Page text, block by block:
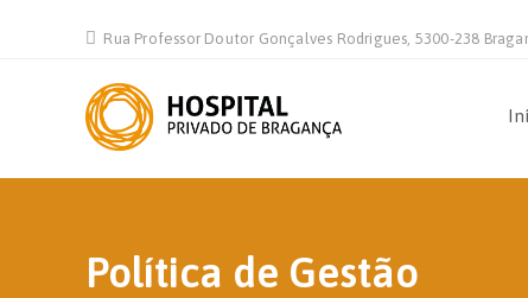
Rua Professor Doutor Gonçalves Rodrigues, 5300-238
Política de Gestão